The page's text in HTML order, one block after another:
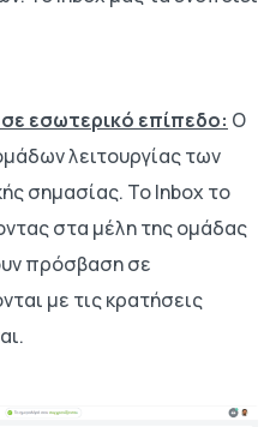
εσωτερικό επίπεδο: Ο
λειτουργίας των
σημασίας. Το Inbox το
στα μέλη της ομάδας
πρόσβαση σε
με τις κρατήσεις